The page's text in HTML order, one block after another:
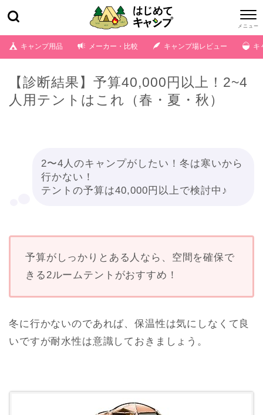
キャンプ用品 メーカー・比較 キャンプ場レビュー キ
【診断結果】予算40,000円以上！2~4
人用テントはこれ（春・夏・秋）
2〜4人のキャンプがしたい！冬は寒いから
行かない！
テントの予算は40,000円以上で検討中♪
予算がしっかりとある人なら、空間を確保で
きる2ルームテントがおすすめ！
冬に行かないのであれば、保温性は気にしなくて良
いですが耐水性は意識しておきましょう。